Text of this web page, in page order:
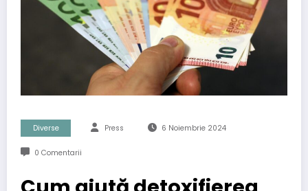
Diverse Press 6 Noiembrie 2024
0 Comentarii